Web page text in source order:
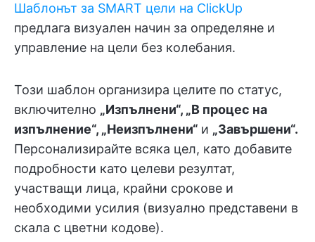
Шаблонът за SMART цели на ClickUp
предлага визуален начин за определяне и
управление на цели без колебания.
Този шаблон организира целите по статус,
включително „Изпълнени“, „В процес на
изпълнение“, „Неизпълнени“ и „Завършени“.
Персонализирайте всяка цел, като добавите
подробности като целеви резултат,
участващи лица, крайни срокове и
необходими усилия (визуално представени в
скала с цветни кодове).